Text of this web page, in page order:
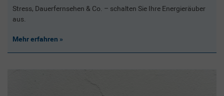
Stress, Dauerfernsehen & Co. – schalten Sie Ihre Energieräuber
aus.
Mehr erfahren